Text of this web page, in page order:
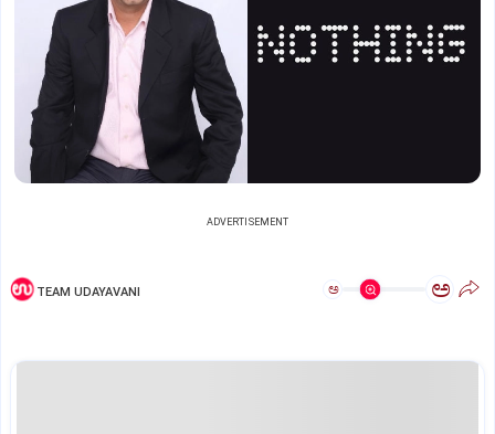
ADVERTISEMENT
TEAM UDAYAVANI ಅ ಅ